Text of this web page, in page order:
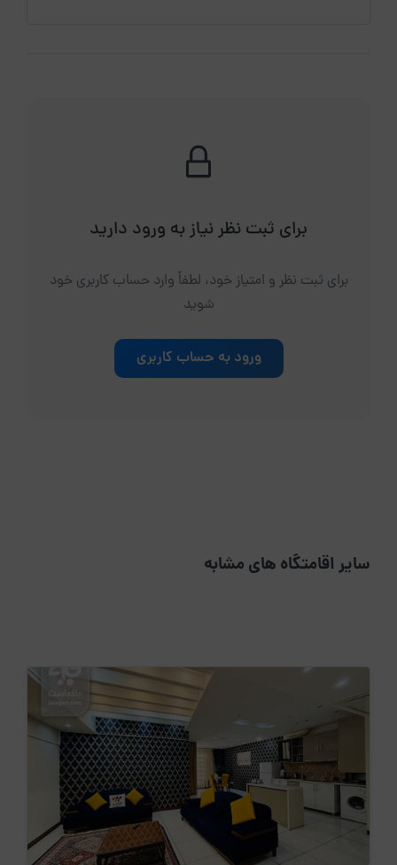
برای ثبت نظر نیاز به ورود دارید
برای ثبت نظر و امتیاز خود، لطفاً وارد حساب کاربری خود
شوید
ورود به حساب کاربری
سایر اقامتگاه های مشابه